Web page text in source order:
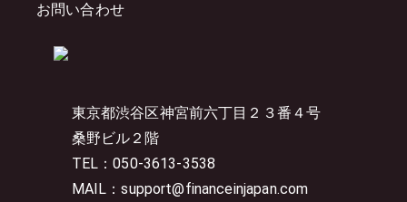
東京都渋谷区神宮前六丁目２３番４号
桑野ビル２階
TEL：050-3613-3538
MAIL：support@financeinjapan.com
お問い合わせ